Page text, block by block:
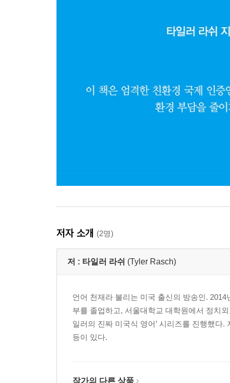
저자 소개 (2명)
저 : 타일러 라쉬 (Tyler Rasch)
언어 천재라 불리는 미국 출신의 방송인.
부를 졸업하고, 서울대학교 대학원에서 정치
일러의 진짜 미국식 영어’ 시리즈를 진행했다
등이 있다.
작가의 다른 상품